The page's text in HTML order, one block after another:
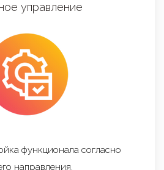
управление
функционала согласно
направления.